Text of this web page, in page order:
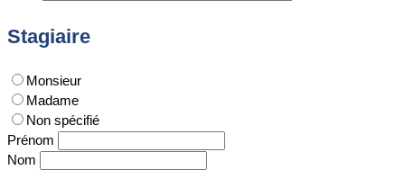
Stagiaire
Monsieur
Madame
Non spécifié
Prénom
Nom